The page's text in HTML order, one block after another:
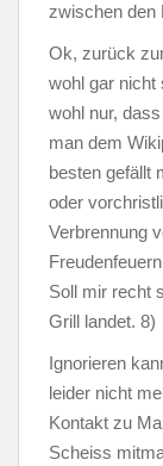
zwischen
Ok, zurück
wohl gar nicht
wohl nur,
man dem
besten gefällt
oder
Verbrennung
Soll mir recht
Grill landet. 8)
Ignorieren
leider nicht
Kontakt zu
Scheiss